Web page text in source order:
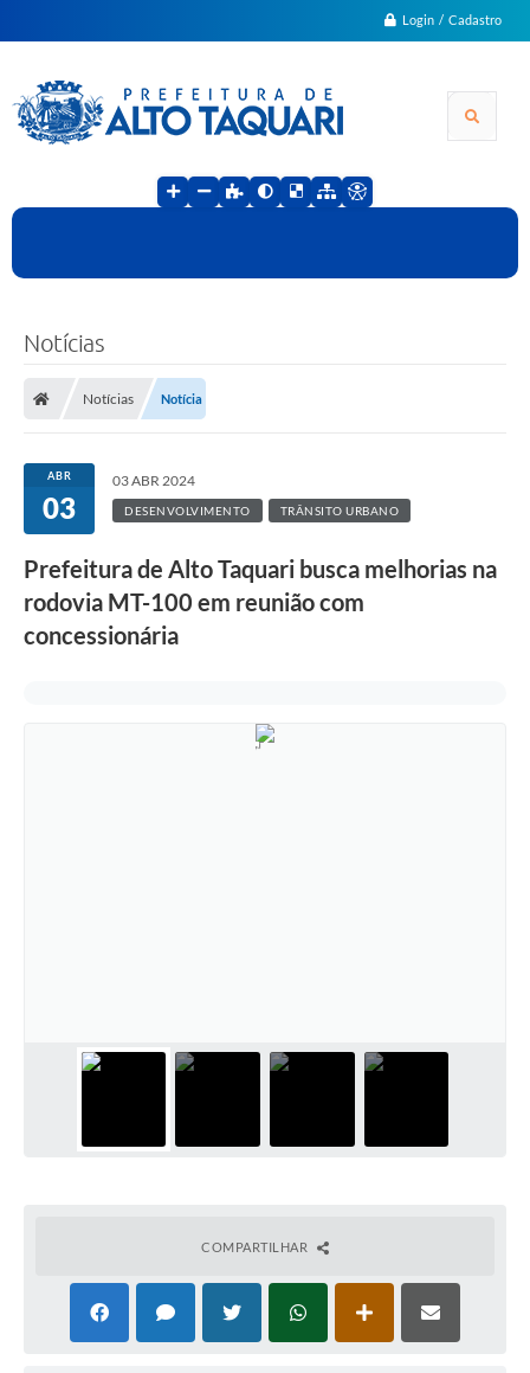
Login / Cadastro
Notícias
Notícias Notícia
ABR
03
03 ABR 2024
DESENVOLVIMENTO TRÂNSITO URBANO
Prefeitura de Alto Taquari busca melhorias na
rodovia MT-100 em reunião com
concessionária
COMPARTILHAR